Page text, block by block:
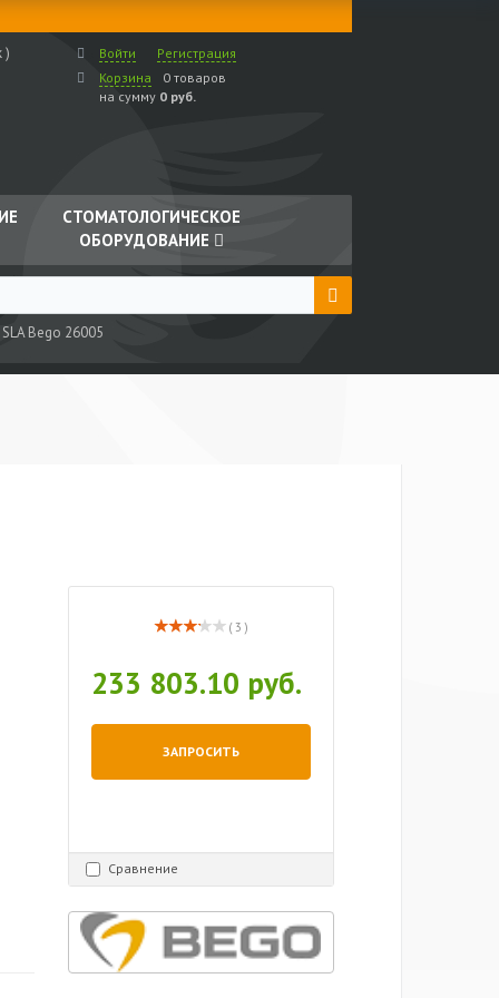
) Войти
Регистрация
Корзина
0 товаров
на сумму 0 руб.
СТОМАТОЛОГИЧЕСКОЕ
ОБОРУДОВАНИЕ
Bego 26005
( 3 )
233 803.10 руб.
ЗАПРОСИТЬ
Сравнение